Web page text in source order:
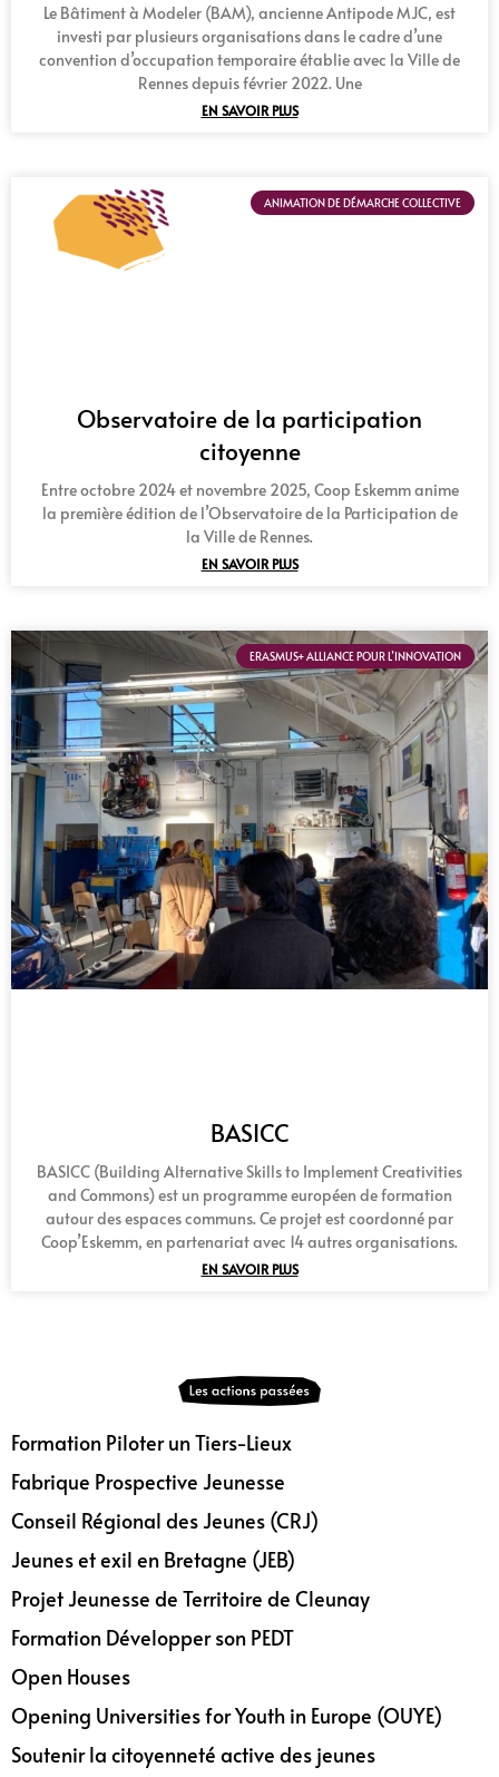
Le Bâtiment à Modeler (BAM), ancienne Antipode MJC, est
investi par plusieurs organisations dans le cadre d’une
convention d’occupation temporaire établie avec la Ville de
Rennes depuis février 2022. Une
EN SAVOIR PLUS
ANIMATION DE DÉMARCHE COLLECTIVE
Observatoire de la participation
citoyenne
Entre octobre 2024 et novembre 2025, Coop Eskemm anime
la première édition de l’Observatoire de la Participation de
la Ville de Rennes.
EN SAVOIR PLUS
ERASMUS+ ALLIANCE POUR L’INNOVATION
BASICC
BASICC (Building Alternative Skills to Implement Creativities
and Commons) est un programme européen de formation
autour des espaces communs. Ce projet est coordonné par
Coop’Eskemm, en partenariat avec 14 autres organisations.
EN SAVOIR PLUS
Formation Piloter un Tiers-Lieux
Fabrique Prospective Jeunesse
Conseil Régional des Jeunes (CRJ)
Jeunes et exil en Bretagne (JEB)
Projet Jeunesse de Territoire de Cleunay
Formation Développer son PEDT
Open Houses
Opening Universities for Youth in Europe (OUYE)
Soutenir la citoyenneté active des jeunes